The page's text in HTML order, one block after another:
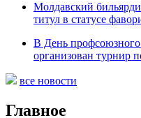
Молдавский
титул в статусе
В День
организован турнир
все новости
Главное